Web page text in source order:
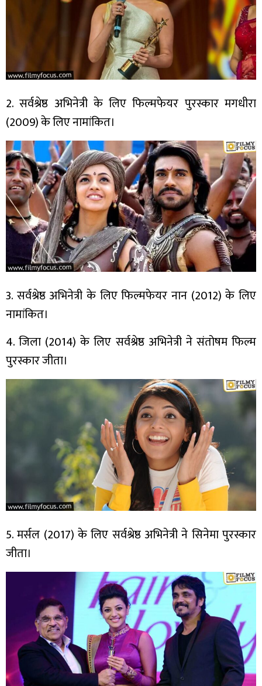
2. सर्वश्रेष्ठ अभिनेत्री के लिए फिल्मफेयर पुरस्कार मगधीरा
(2009) के लिए नामांकित।
3. सर्वश्रेष्ठ अभिनेत्री के लिए फिल्मफेयर नान (2012) के लिए
नामांकित।
4. जिला (2014) के लिए सर्वश्रेष्ठ अभिनेत्री ने संतोषम फिल्म
पुरस्कार जीता।
5. मर्सल (2017) के लिए सर्वश्रेष्ठ अभिनेत्री ने सिनेमा पुरस्कार
जीता।